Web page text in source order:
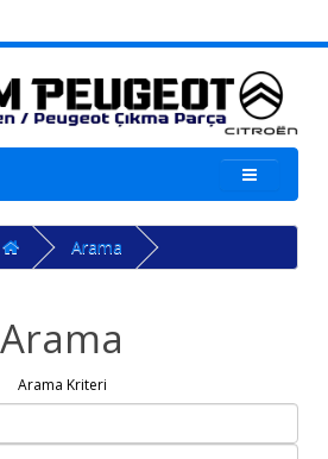
Arama
Arama
Arama Kriteri